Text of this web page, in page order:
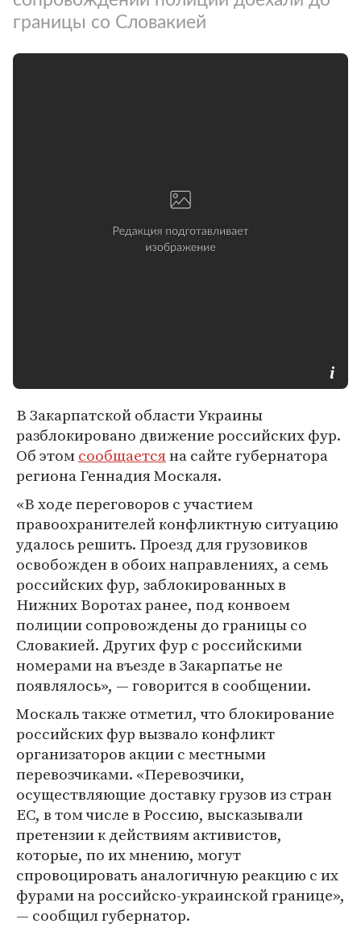
границы со Словакией
В Закарпатской области Украины
разблокировано движение российских фур.
Об этомсообщаетсяна сайте губернатора
региона Геннадия Москаля.
«В ходе переговоров с участием
правоохранителей конфликтную ситуацию
удалось решить. Проезд для грузовиков
освобожден в обоих направлениях, а семь
российских фур, заблокированных в
Нижних Воротах ранее, под конвоем
полиции сопровождены до границы со
Словакией. Других фур с российскими
номерами на въезде в Закарпатье не
появлялось», — говорится в сообщении.
Москаль также отметил, что блокирование
российских фур вызвало конфликт
организаторов акции с местными
перевозчиками. «Перевозчики,
осуществляющие доставку грузов из стран
ЕС, в том числе в Россию, высказывали
претензии к действиям активистов,
которые, по их мнению, могут
спровоцировать аналогичную реакцию с их
фурами на российско-украинской границе»,
— сообщил губернатор.